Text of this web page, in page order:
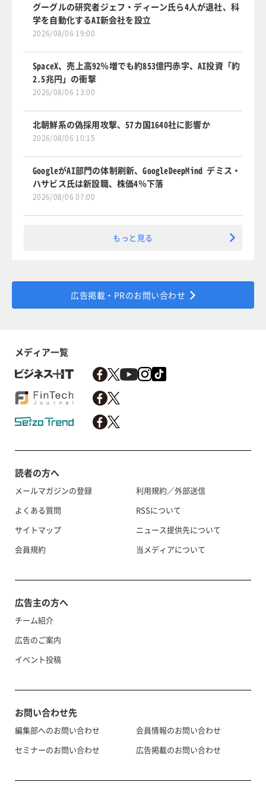
グーグルの研究者ジェフ・ディーン氏ら4人が退社、科
学を自動化するAI新会社を設立
2026/08/06 19:00
SpaceX、売上高92％増でも約853億円赤字、AI投資「約
2.5兆円」の衝撃
2026/08/06 13:00
北朝鮮系の偽採用攻撃、57カ国1640社に影響か
2026/08/06 10:15
GoogleがAI部門の体制刷新、GoogleDeepMind デミス・
ハサビス氏は新設職、株価4％下落
2026/08/06 07:00
もっと見る
広告掲載・PRのお問い合わせ
メディア一覧
読者の方へ
メールマガジンの登録
よくある質問
サイトマップ
会員規約
利用規約／外部送信
RSSについて
ニュース提供先について
当メディアについて
広告主の方へ
チーム紹介
広告のご案内
イベント投稿
お問い合わせ先
編集部へのお問い合わせ
セミナーのお問い合わせ
会員情報のお問い合わせ
広告掲載のお問い合わせ